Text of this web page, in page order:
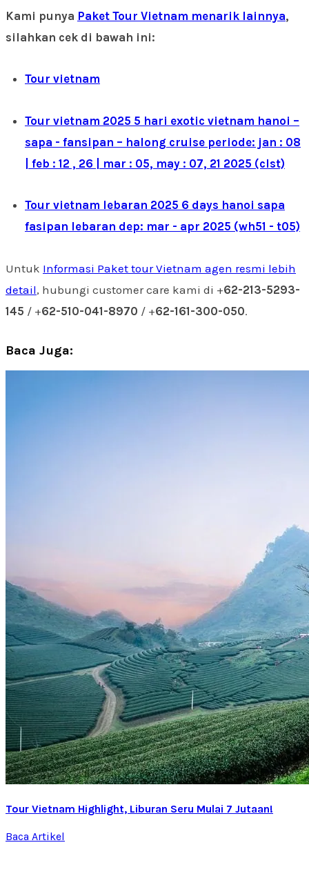
Kami punya Paket Tour Vietnam menarik lainnya,
silahkan cek di bawah ini:
Tour vietnam
Tour vietnam 2025 5 hari exotic vietnam hanoi –
sapa - fansipan – halong cruise periode: jan : 08
| feb : 12 , 26 | mar : 05, may : 07, 21 2025 (clst)
Tour vietnam lebaran 2025 6 days hanoi sapa
fasipan lebaran dep: mar - apr 2025 (wh51 - t05)
Untuk Informasi Paket tour Vietnam agen resmi lebih
detail, hubungi customer care kami di +62-213-5293-
145 / +62-510-041-8970 / +62-161-300-050.
Baca Juga:
Tour Vietnam Highlight, Liburan Seru Mulai 7 Jutaan!
Baca Artikel